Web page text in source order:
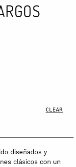
CLEAR
diseñados y
clásicos con un